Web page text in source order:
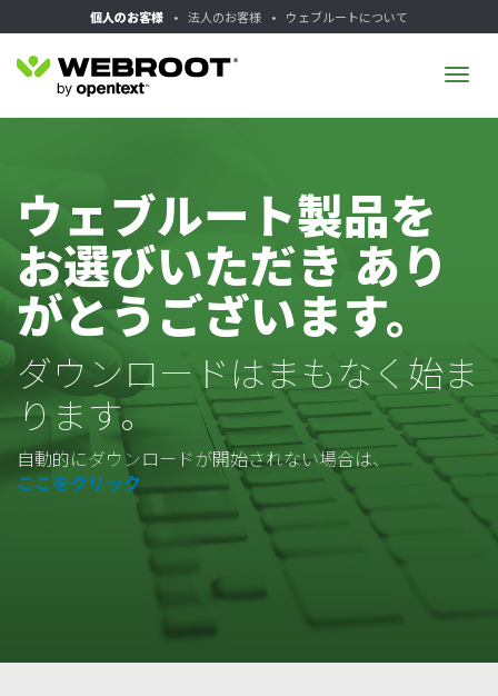
個人のお客様 • 法人のお客様 • ウェブルートについて
ウェブルート製品を
お選びいただき あり
がとうございます。
ダウンロードはまもなく始ま
ります。
自動的にダウンロードが開始されない場合は、
ここをクリック